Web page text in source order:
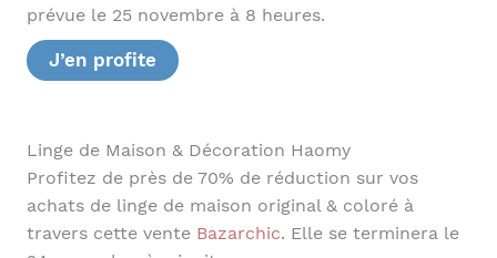
prévue le 25 novembre à 8 heures.
J’en profite
Linge de Maison & Décoration Haomy
Profitez de près de 70% de réduction sur vos
achats de linge de maison original & coloré à
travers cette vente Bazarchic. Elle se terminera le